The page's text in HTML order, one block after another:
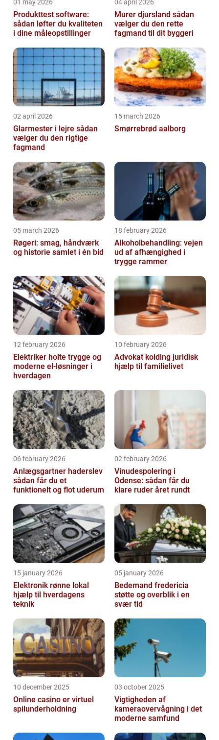
01 may 2026
Produkttest software:
sådan løfter du kvaliteten
i dine måleopstillinger
04 april 2026
Murer djursland sådan
vælger du den rette
fagmand til dit byggeri
02 april 2026
Glarmester i lejre sådan
vælger du den rigtige
fagmand
15 march 2026
Smørrebrød aalborg
05 march 2026
Røgeri: smag, håndværk
og historie samlet i én bid
18 february 2026
Alkoholbehandling: vejen
ud af afhængighed i
trygge rammer
12 february 2026
Elektriker holte trygge og
moderne el-løsninger i
hverdagen
10 february 2026
Advokat kolding juridisk
hjælp til familielivet
06 february 2026
Anlægsgartner haderslev
sådan får du et
funktionelt og flot uderum
02 february 2026
Vinudespolering i
Odense: sådan får du
klare ruder året rundt
15 january 2026
Elektronik rønne lokal
hjælp til hverdagens
teknik
05 january 2026
Bedemand fredericia
støtte og overblik i en
svær tid
10 december 2025
Online casino er virtuel
spilunderholdning
03 october 2025
Vigtigheden af
kameraovervågning i det
moderne samfund